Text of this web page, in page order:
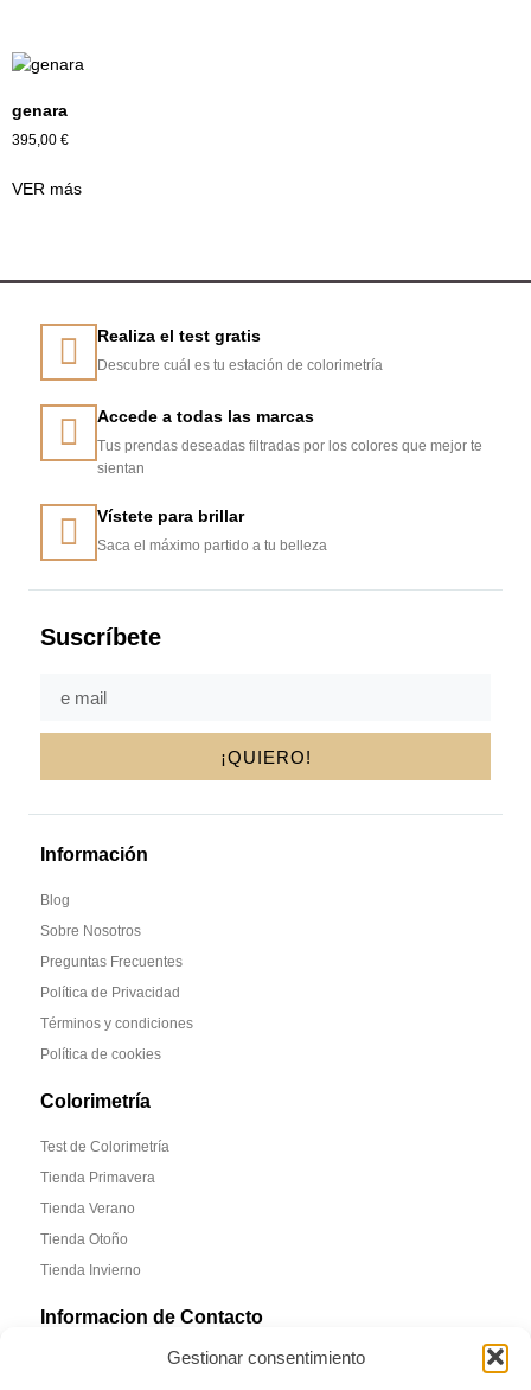
Gestionar consentimiento
genara
395,00 €
VER más
Realiza el test gratis
Descubre cuál es tu estación de colorimetría
Accede a todas las marcas
Tus prendas deseadas filtradas por los colores que mejor te
sientan
Vístete para brillar
Saca el máximo partido a tu belleza
Suscríbete
¡QUIERO!
Información
Blog
Sobre Nosotros
Preguntas Frecuentes
Política de Privacidad
Términos y condiciones
Política de cookies
Colorimetría
Test de Colorimetría
Tienda Primavera
Tienda Verano
Tienda Otoño
Tienda Invierno
Informacion de Contacto